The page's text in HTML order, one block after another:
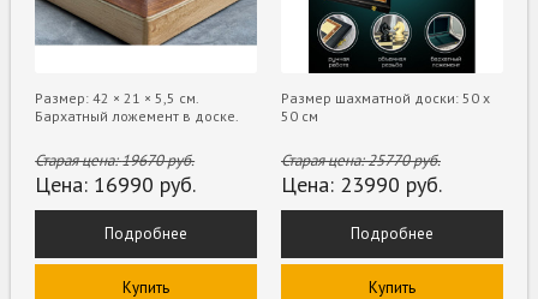
Размер: 42 × 21 × 5,5 см.
Бархатный ложемент в доске.
Старая цена:19670руб.
Цена: 16990 руб.
Подробнее
Купить
Размер шахматной доски: 50 x
50 см
Старая цена:25770руб.
Цена: 23990 руб.
Подробнее
Купить